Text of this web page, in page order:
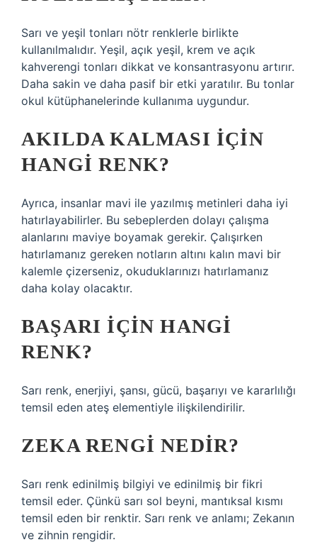
Sarı ve yeşil tonları nötr renklerle birlikte
kullanılmalıdır. Yeşil, açık yeşil, krem ​​ve açık
kahverengi tonları dikkat ve konsantrasyonu artırır.
Daha sakin ve daha pasif bir etki yaratılır. Bu tonlar
okul kütüphanelerinde kullanıma uygundur.
AKILDA KALMASI IÇIN
HANGI RENK?
Ayrıca, insanlar mavi ile yazılmış metinleri daha iyi
hatırlayabilirler. Bu sebeplerden dolayı çalışma
alanlarını maviye boyamak gerekir. Çalışırken
hatırlamanız gereken notların altını kalın mavi bir
kalemle çizerseniz, okuduklarınızı hatırlamanız
daha kolay olacaktır.
BAŞARI IÇIN HANGI
RENK?
Sarı renk, enerjiyi, şansı, gücü, başarıyı ve kararlılığı
temsil eden ateş elementiyle ilişkilendirilir.
ZEKA RENGI NEDIR?
Sarı renk edinilmiş bilgiyi ve edinilmiş bir fikri
temsil eder. Çünkü sarı sol beyni, mantıksal kısmı
temsil eden bir renktir. Sarı renk ve anlamı; Zekanın
ve zihnin rengidir.